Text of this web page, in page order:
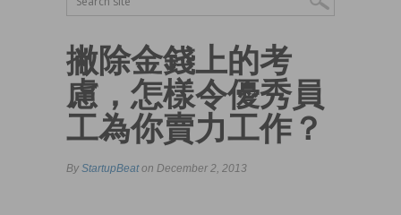
撇除金錢上的考
慮，怎樣令優秀員
工為你賣力工作？
By StartupBeaton December 2, 2013